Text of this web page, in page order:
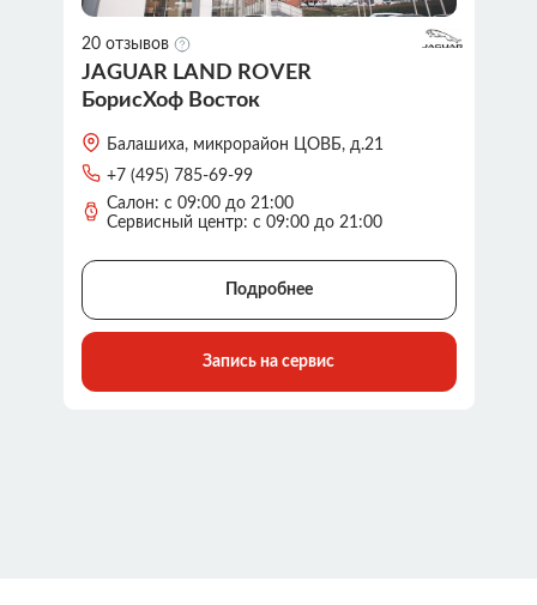
20 отзывов
JAGUAR LAND ROVER
БорисХоф Восток
Балашиха, микрорайон ЦОВБ, д.21
+7 (495) 785-69-99
Салон: с 09:00 до 21:00
Сервисный центр: с 09:00 до 21:00
Подробнее
Запись на сервис